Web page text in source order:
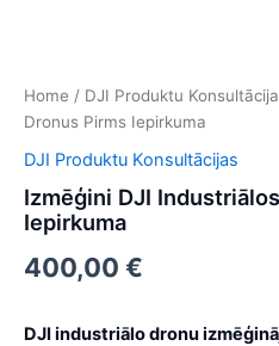
Home / DJI Produktu
Dronus Pirms Iepirkuma
DJI Produktu Konsultācijas​
Izmēģini DJI
Iepirkuma
400,00 €
DJI industriālo dronu